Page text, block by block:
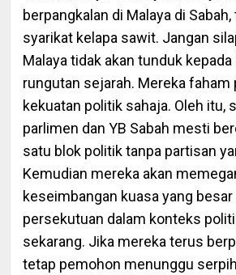
berpangkalan di Malaya di
syarikat kelapa sawit. Jangan
Malaya tidak akan tunduk
rungutan sejarah. Mereka faham
kekuatan politik sahaja. Oleh itu,
parlimen dan YB Sabah mesti
satu blok politik tanpa partisan
Kemudian mereka akan
keseimbangan kuasa yang
persekutuan dalam konteks
sekarang. Jika mereka terus
tetap pemohon menunggu